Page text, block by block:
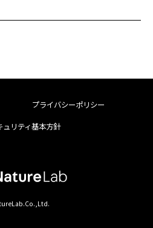
プライバシーポリシー
ュリティ基本方針